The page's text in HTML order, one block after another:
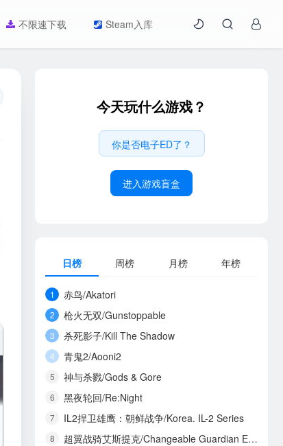
不限速下载 Steam入库
今天玩什么游戏？
你是否电子ED了？
进入游戏盲盒
日榜 周榜 月榜 年榜
1 赤鸟/Akatori
2 枪火无双/Gunstoppable
3 杀死影子/Kill The Shadow
4 青鬼2/Aooni2
5 神与杀戮/Gods & Gore
6 黑夜轮回/Re:Night
7 IL2捍卫雄鹰：朝鲜战争/Korea. IL-2 Series
8 超翼战骑艾斯提克/Changeable Guardian ESTIQUE